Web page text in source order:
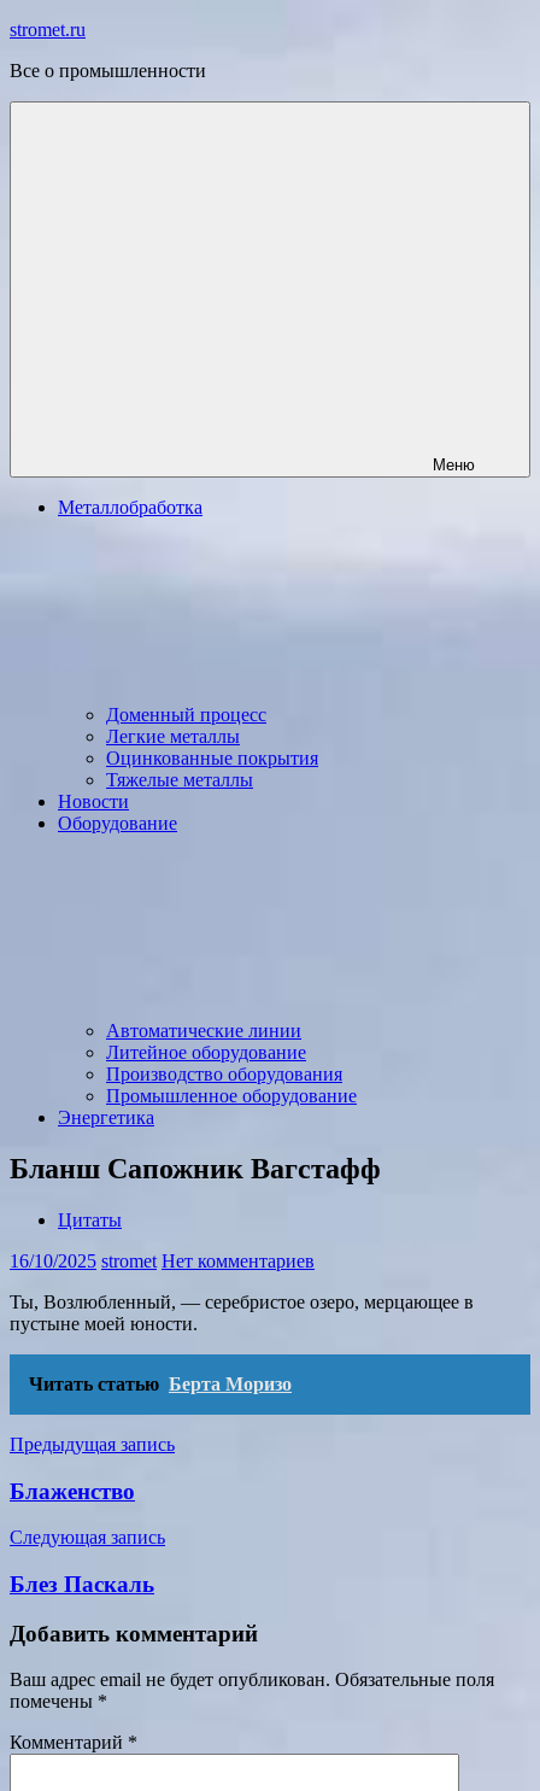
Перейти
содержимому
stromet.ru
Все о промышленности
Меню
Металлобработка
Доменный процесс
Легкие металлы
Оцинкованные покрытия
Тяжелые металлы
Новости
Оборудование
Автоматические линии
Литейное оборудование
Производство оборудования
Промышленное оборудование
Энергетика
Бланш Сапожник Вагстафф
Цитаты
16/10/2025 stromet Нет комментариев
Ты, Возлюбленный, — серебристое озеро, мерцающее в
пустыне моей юности.
Читать статью Берта Моризо
Навигация
по
Предыдущая запись
Блаженство
Следующая запись
Блез Паскаль
Добавить комментарий
Ваш адрес email не будет опубликован. Обязательные поля
помечены *
Комментарий *